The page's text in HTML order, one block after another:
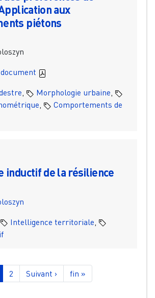
aux
piétons
, Morphologie urbaine,
,
Comportements de
inductif de la résilience
Intelligence territoriale
courante
Page
2 Page suivante
Suivant › Dernière page
fin »